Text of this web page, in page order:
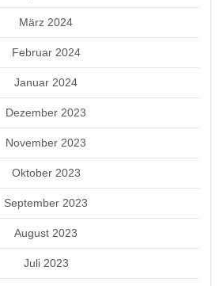
März 2024
Februar 2024
Januar 2024
Dezember 2023
November 2023
Oktober 2023
September 2023
August 2023
Juli 2023